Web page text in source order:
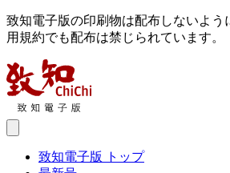
致知電子版の印刷物は配布しないよう
用規約でも配布は禁じられています。
致知電子版 トップ